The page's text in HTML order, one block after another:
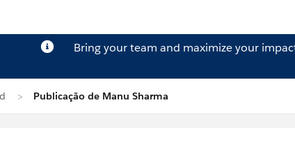
Bring your team and maximize your
Publicação de Manu Sharma